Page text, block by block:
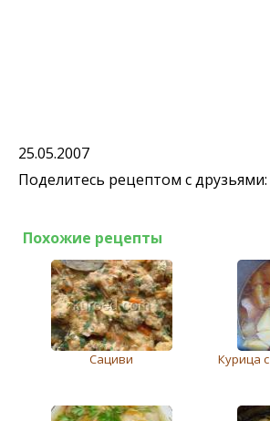
25.05.2007
Поделитесь рецептом с друзьями:
Похожие рецепты
Сациви Курица